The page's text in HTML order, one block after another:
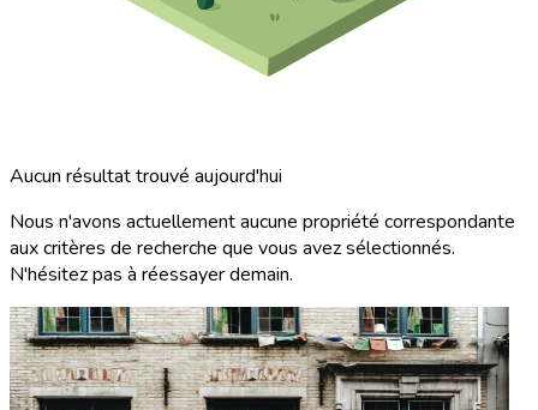
Aucun résultat trouvé aujourd'hui
Nous n'avons actuellement aucune propriété correspondante
aux critères de recherche que vous avez sélectionnés.
N'hésitez pas à réessayer demain.